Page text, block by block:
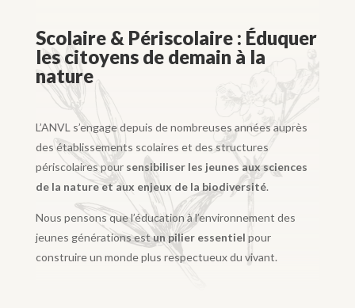
Scolaire & Périscolaire : Éduquer
les citoyens de demain à la
nature
L’ANVL s’engage depuis de nombreuses années auprès
des établissements scolaires et des structures
périscolaires pour sensibiliser les jeunes aux sciences
de la nature et aux enjeux de la biodiversité.
Nous pensons que l’éducation à l’environnement des
jeunes générations estun pilier essentiel pour
construire un monde plus respectueux du vivant.